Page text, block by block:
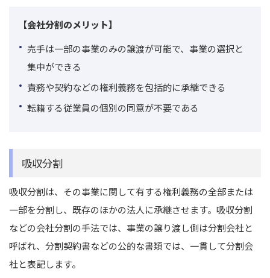
【会社分割のメリット】
売手は一部の事業のみの譲渡が可能で、事業の選択と
集中ができる
責務や契約などの権利義務を包括的に承継できる
転籍する従業員の個別の同意が不要である
吸収分割
吸収分割は、その事業に関して有する権利義務の全部または
一部を分割し、既存のほかの法人に承継させます。 吸収分割
などの会社分割の手法では、事業の譲り渡し側は分割会社と
呼ばれ、分割契約書などの公的な書類では、一貫して分割会
社と表記します。